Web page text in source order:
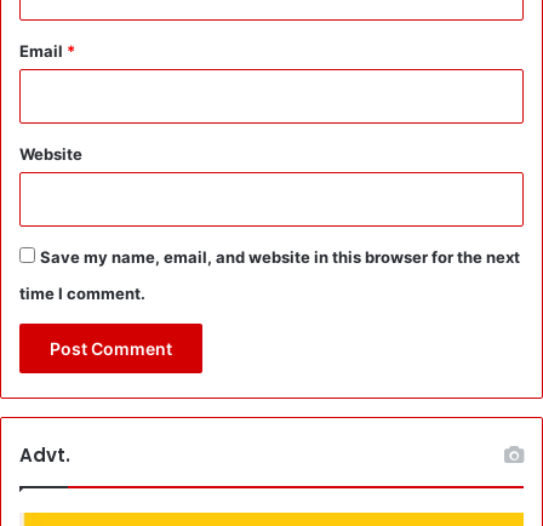
के
त
मा
ब
ड़े
चे
रों
को
छे
छो
Email *
Website
Save my name, email, and website in this browser for the next
time I comment.
Advt.